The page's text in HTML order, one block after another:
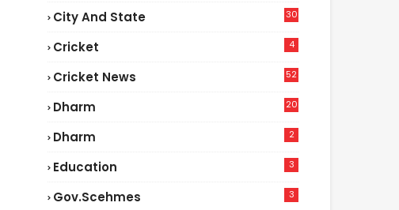
City And State 30
Cricket 4
Cricket News
52
Dharm 20
Dharm 2
Education 3
Gov.scehmes 3